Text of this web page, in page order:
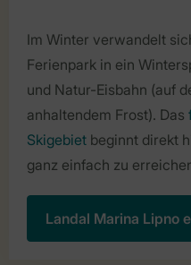
Im Winter verwandelt
Ferienpark in ein
und Natur-Eisbahn (auf
anhaltendem Frost). Das
Skigebiet beginnt direkt
ganz einfach zu
Landal Marina Lipno